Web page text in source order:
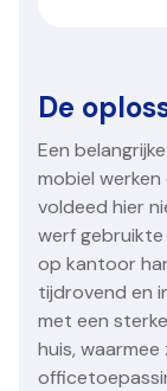
De
Een
mobiel
voldeed hier
werf
op kantoor
tijdrovend en
met een
huis,